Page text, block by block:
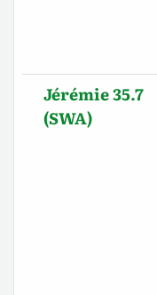
Jérémie 35.7
(SWA)